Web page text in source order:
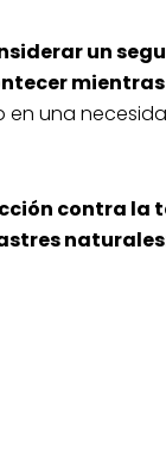
un
una
contra la